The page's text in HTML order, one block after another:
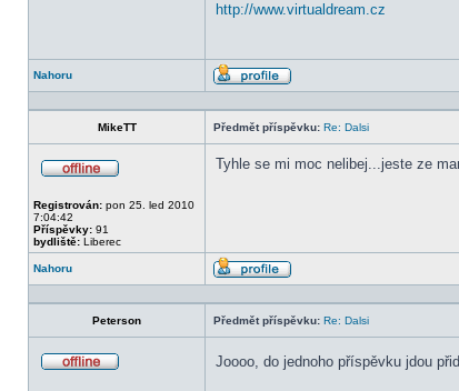
http://www.virtualdream.cz
Nahoru
Profil
MikeTT
Předmět příspěvku: Re: Dalsi
Registrován: pon 25. led 2010
7:04:42
Příspěvky: 91
bydliště: Liberec
Tyhle se mi moc nelibej...jeste ze
Nahoru
Profil
Peterson
Předmět příspěvku: Re: Dalsi
Joooo, do jednoho příspěvku jdou